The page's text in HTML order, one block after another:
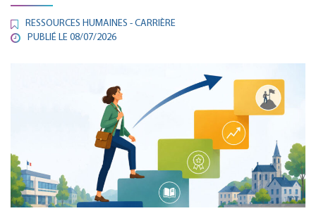
RESSOURCES HUMAINES - CARRIÈRE
PUBLIÉ LE 08/07/2026